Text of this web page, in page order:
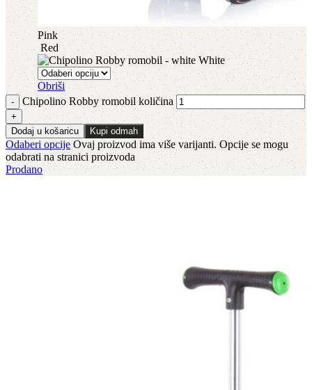
Pink
Red
White
Obriši
Chipolino Robby romobil količina
Dodaj u košaricu Kupi odmah
Odaberi opcije Ovaj proizvod ima više varijanti. Opcije se mogu
odabrati na stranici proizvoda
Prodano